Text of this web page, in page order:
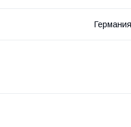
Германия